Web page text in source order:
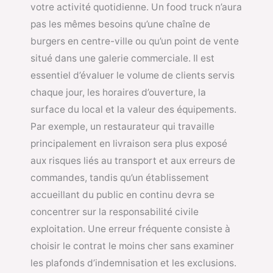
votre activité quotidienne. Un food truck n’aura
pas les mêmes besoins qu’une chaîne de
burgers en centre-ville ou qu’un point de vente
situé dans une galerie commerciale. Il est
essentiel d’évaluer le volume de clients servis
chaque jour, les horaires d’ouverture, la
surface du local et la valeur des équipements.
Par exemple, un restaurateur qui travaille
principalement en livraison sera plus exposé
aux risques liés au transport et aux erreurs de
commandes, tandis qu’un établissement
accueillant du public en continu devra se
concentrer sur la responsabilité civile
exploitation. Une erreur fréquente consiste à
choisir le contrat le moins cher sans examiner
les plafonds d’indemnisation et les exclusions.